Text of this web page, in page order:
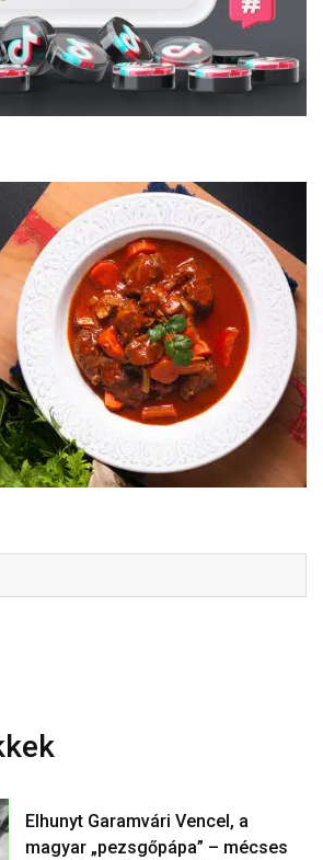
Elhunyt Garamvári Vencel, a
magyar „pezsgőpápa” – mécses